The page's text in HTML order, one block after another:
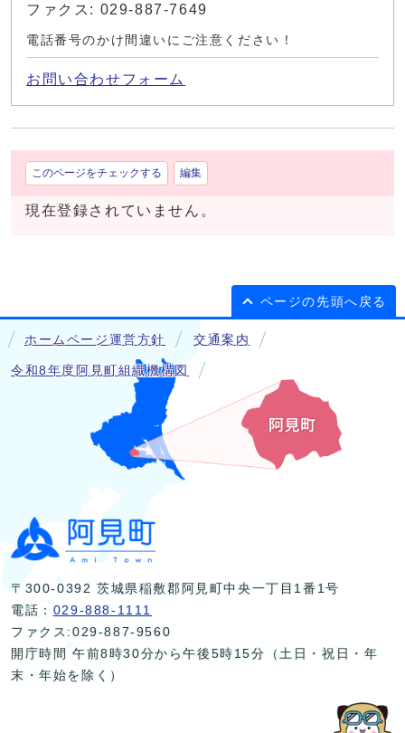
ファクス: 029-887-7649
電話番号のかけ間違いにご注意ください！
お問い合わせフォーム
このページをチェックする 編集
現在登録されていません。
ページの先頭へ戻る
ホームページ運営方針 交通案内
令和8年度阿見町組織機構図
〒300-0392 茨城県稲敷郡阿見町中央一丁目1番1号
電話： 029-888-1111
ファクス:029-887-9560
開庁時間 午前8時30分から午後5時15分（土日・祝日・年
末・年始を除く）